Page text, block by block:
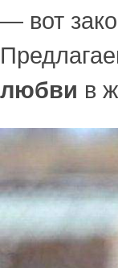
— вот
любви в